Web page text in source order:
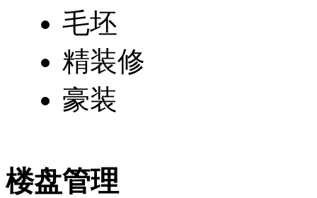
毛坯
精装修
豪装
楼盘管理